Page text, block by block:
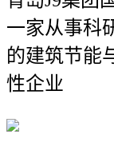
一家从事科
的建筑节能
性企业